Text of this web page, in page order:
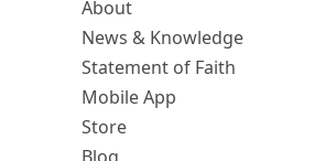
About
News & Knowledge
Statement of Faith
Mobile App
Store